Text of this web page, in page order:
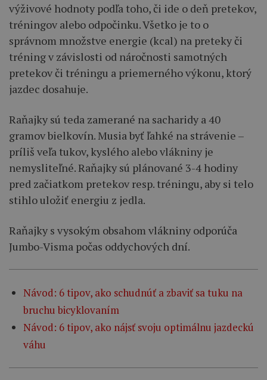
výživové hodnoty podľa toho, či ide o deň pretekov,
tréningov alebo odpočinku. Všetko je to o
správnom množstve energie (kcal) na preteky či
tréning v závislosti od náročnosti samotných
pretekov či tréningu a priemerného výkonu, ktorý
jazdec dosahuje.
Raňajky sú teda zamerané na sacharidy a 40
gramov bielkovín. Musia byť ľahké na strávenie –
príliš veľa tukov, kyslého alebo vlákniny je
nemysliteľné. Raňajky sú plánované 3-4 hodiny
pred začiatkom pretekov resp. tréningu, aby si telo
stihlo uložiť energiu z jedla.
Raňajky s vysokým obsahom vlákniny odporúča
Jumbo-Visma počas oddychových dní.
Návod: 6 tipov, ako schudnúť a zbaviť sa tuku na
bruchu bicyklovaním
Návod: 6 tipov, ako nájsť svoju optimálnu jazdeckú
váhu